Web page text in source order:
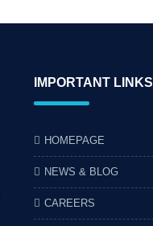
IMPORTANT LINKS
HOMEPAGE
NEWS & BLOG
CAREERS